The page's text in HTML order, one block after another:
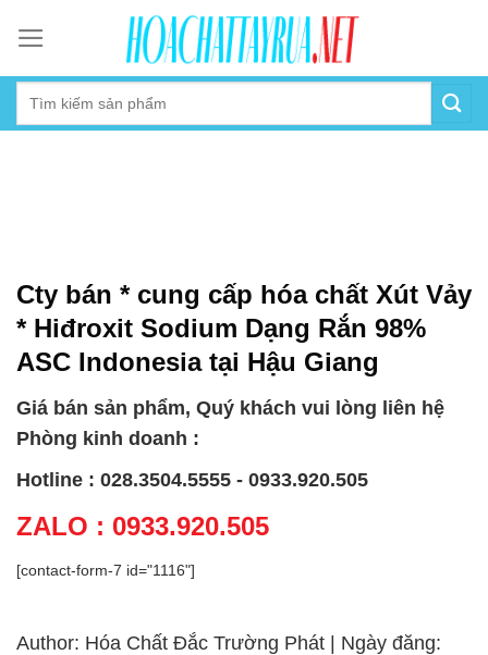
content
Cty bán * cung cấp hóa chất Xút Vảy
* Hiđroxit Sodium Dạng Rắn 98%
ASC Indonesia tại Hậu Giang
Giá bán sản phẩm, Quý khách vui lòng liên hệ
Phòng kinh doanh :
Hotline : 028.3504.5555 - 0933.920.505
ZALO : 0933.920.505
[contact-form-7 id="1116"]
Author: Hóa Chất Đắc Trường Phát | Ngày đăng: